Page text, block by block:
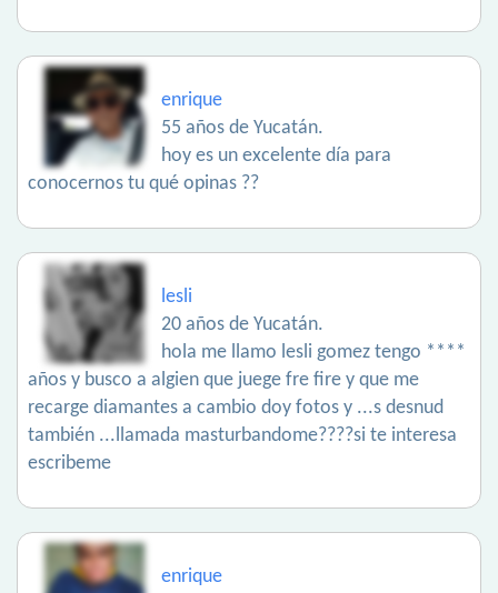
enrique
55 años de Yucatán.
hoy es un excelente día para
conocernos tu qué opinas ??
lesli
20 años de Yucatán.
hola me llamo lesli gomez tengo ****
años y busco a algien que juege fre fire y que me
recarge diamantes a cambio doy fotos y ...s desnud
también ...llamada masturbandome????si te interesa
escribeme
enrique